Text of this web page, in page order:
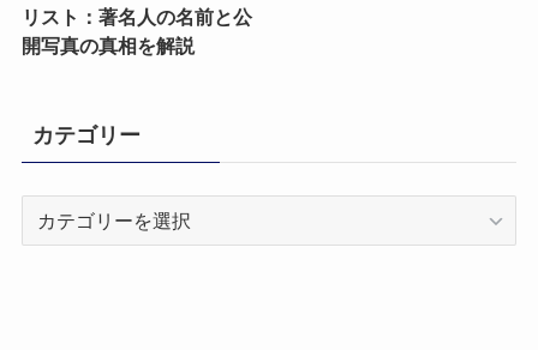
リスト：著名人の名前と公
開写真の真相を解説
カテゴリー